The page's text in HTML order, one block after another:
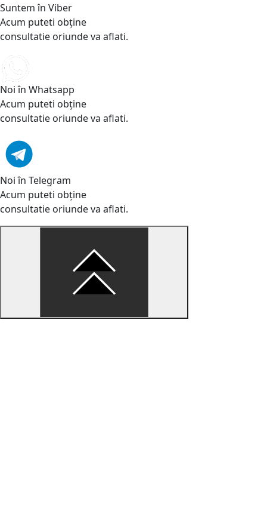
Suntem în Viber
Acum puteti obține
consultatie oriunde va aflati.
Noi în Whatsapp
Acum puteti obține
consultatie oriunde va aflati.
Noi în Telegram
Acum puteti obține
consultatie oriunde va aflati.